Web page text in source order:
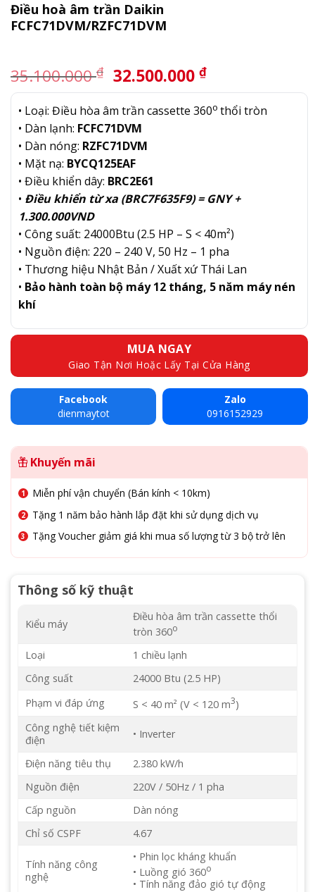
Điều hoà âm trần Daikin
FCFC71DVM/RZFC71DVM
35.100.000₫ Giá
gốc
là:
35.100.000 ₫.
32.500.000 ₫Giá
hiện
tại
• Loại: Điều hòa âm trần cassette 360o thổi tròn
• Dàn lạnh: FCFC71DVM
• Dàn nóng: RZFC71DVM
• Mặt nạ: BYCQ125EAF
• Điều khiển dây: BRC2E61
• Điều khiển từ xa (BRC7F635F9) = GNY +
1.300.000VND
• Công suất: 24000Btu (2.5 HP – S < 40m²)
• Nguồn điện: 220 – 240 V, 50 Hz – 1 pha
• Thương hiệu Nhật Bản / Xuất xứ Thái Lan
• Bảo hành toàn bộ máy 12 tháng, 5 năm máy nén
khí
MUA NGAY
Giao Tận Nơi Hoặc Lấy Tại Cửa Hàng
Facebook
dienmaytot
Zalo
0916152929
Khuyến mãi
Miễn phí vận chuyển (Bán kính < 10km)
Tặng 1 năm bảo hành lắp đặt khi sử dụng dịch vụ
Tặng Voucher giảm giá khi mua số lượng từ 3 bộ trở lên
Thông số kỹ thuật
Kiểu máy
Điều hòa âm trần cassette thổi
tròn 360o
Loại
1 chiều lạnh
Công suất
24000 Btu (2.5 HP)
Phạm vi đáp ứng
S < 40 m² (V < 120 m3)
Công nghệ tiết kiệm
điện
• Inverter
Điện năng tiêu thụ
2.380 kW/h
Nguồn điện
220V / 50Hz / 1 pha
Cấp nguồn
Dàn nóng
Chỉ số CSPF
4.67
Tính năng công
nghệ
• Phin lọc kháng khuẩn
• Luồng gió 360o
• Tính năng đảo gió tự động